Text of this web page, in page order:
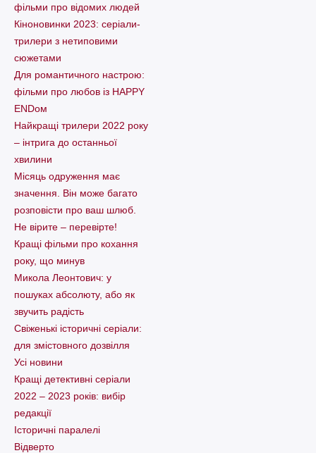
фільми про відомих людей
Кіноновинки 2023: серіали-
трилери з нетиповими
сюжетами
Для романтичного настрою:
фільми про любов із HAPPY
ENDом
Найкращі трилери 2022 року
– інтрига до останньої
хвилини
Місяць одруження має
значення. Він може багато
розповісти про ваш шлюб.
Не вірите – перевірте!
Кращі фільми про кохання
року, що минув
Микола Леонтович: у
пошуках абсолюту, або як
звучить радість
Свіженькі історичні серіали:
для змістовного дозвілля
Усі новини
Кращі детективні серіали
2022 – 2023 років: вибір
редакції
Історичні паралелі
Відверто